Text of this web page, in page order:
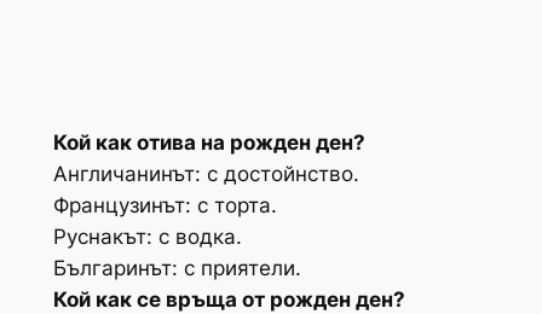
Кой как отива на рожден ден?
Англичанинът: с достойнство.
Французинът: с торта.
Руснакът: с водка.
Българинът: с приятели.
Кой как се връща от рожден ден?